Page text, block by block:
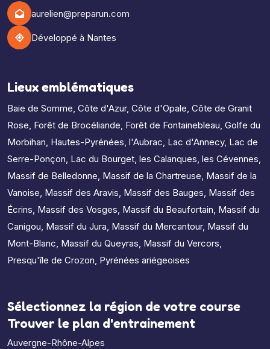
aurelien@preparun.com
Développé à Nantes
Lieux emblématiques
Baie de Somme, Côte d'Azur, Côte d'Opale, Côte de Granit
Rose, Forêt de Brocéliande, Forêt de Fontainebleau, Golfe du
Morbihan, Hautes-Pyrénées, l'Aubrac, Lac d'Annecy, Lac de
Serre-Ponçon, Lac du Bourget, les Calanques, les Cévennes,
Massif de Belledonne, Massif de la Chartreuse, Massif de la
Vanoise, Massif des Aravis, Massif des Bauges, Massif des
Écrins, Massif des Vosges, Massif du Beaufortain, Massif du
Canigou, Massif du Jura, Massif du Mercantour, Massif du
Mont-Blanc, Massif du Queyras, Massif du Vercors,
Presqu'île de Crozon, Pyrénées ariégeoises
Sélectionnez la région de votre course
Trouver le plan d'entrainement
Auvergne-Rhône-Alpes